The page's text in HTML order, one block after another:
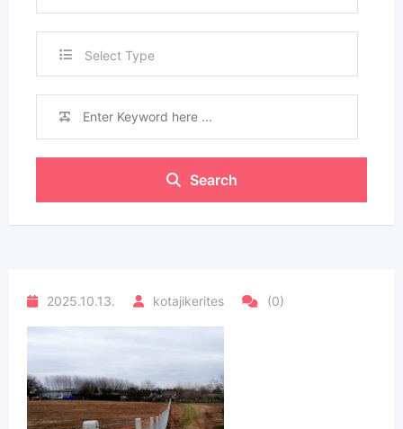
Select Type
Search
2025.10.13. kotajikerites (0)